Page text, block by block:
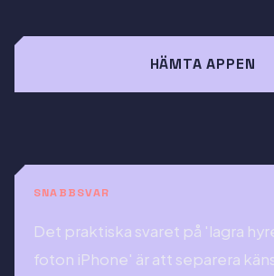
HÄMTA APPEN
SNABBSVAR
Det praktiska svaret på 'lagra
foton iPhone' är att separera